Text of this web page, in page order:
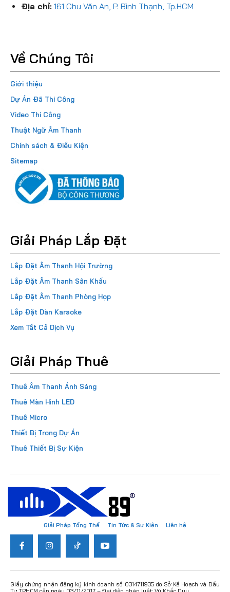
Địa chỉ: 161 Chu Văn An, P. Bình Thạnh, Tp.HCM
Về Chúng Tôi
Giới thiệu
Dự Án Đã Thi Công
Video Thi Công
Thuật Ngữ Âm Thanh
Chính sách & Điều Kiện
Sitemap
Giải Pháp Lắp Đặt
Lắp Đặt Âm Thanh Hội Trường
Lắp Đặt Âm Thanh Sân Khấu
Lắp Đặt Âm Thanh Phòng Họp
Lắp Đặt Dàn Karaoke
Xem Tất Cả Dịch Vụ
Giải Pháp Thuê
Thuê Âm Thanh Ánh Sáng
Thuê Màn Hình LED
Thuê Micro
Thiết Bị Trong Dự Án
Thuê Thiết Bị Sự Kiện
Giải Pháp Tổng Thể Tin Tức & Sự Kiện Liên hệ
Giấy chứng nhận đăng ký kinh doanh số 0314711935 do Sở Kế Hoạch và Đầu